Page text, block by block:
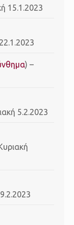
15.1.2023
) –
5.2.2023